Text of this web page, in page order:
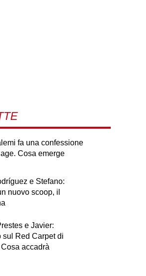
fa una confessione
Cosa emerge
e Stefano:
nuovo scoop, il
e Javier:
sul Red Carpet di
accadrà